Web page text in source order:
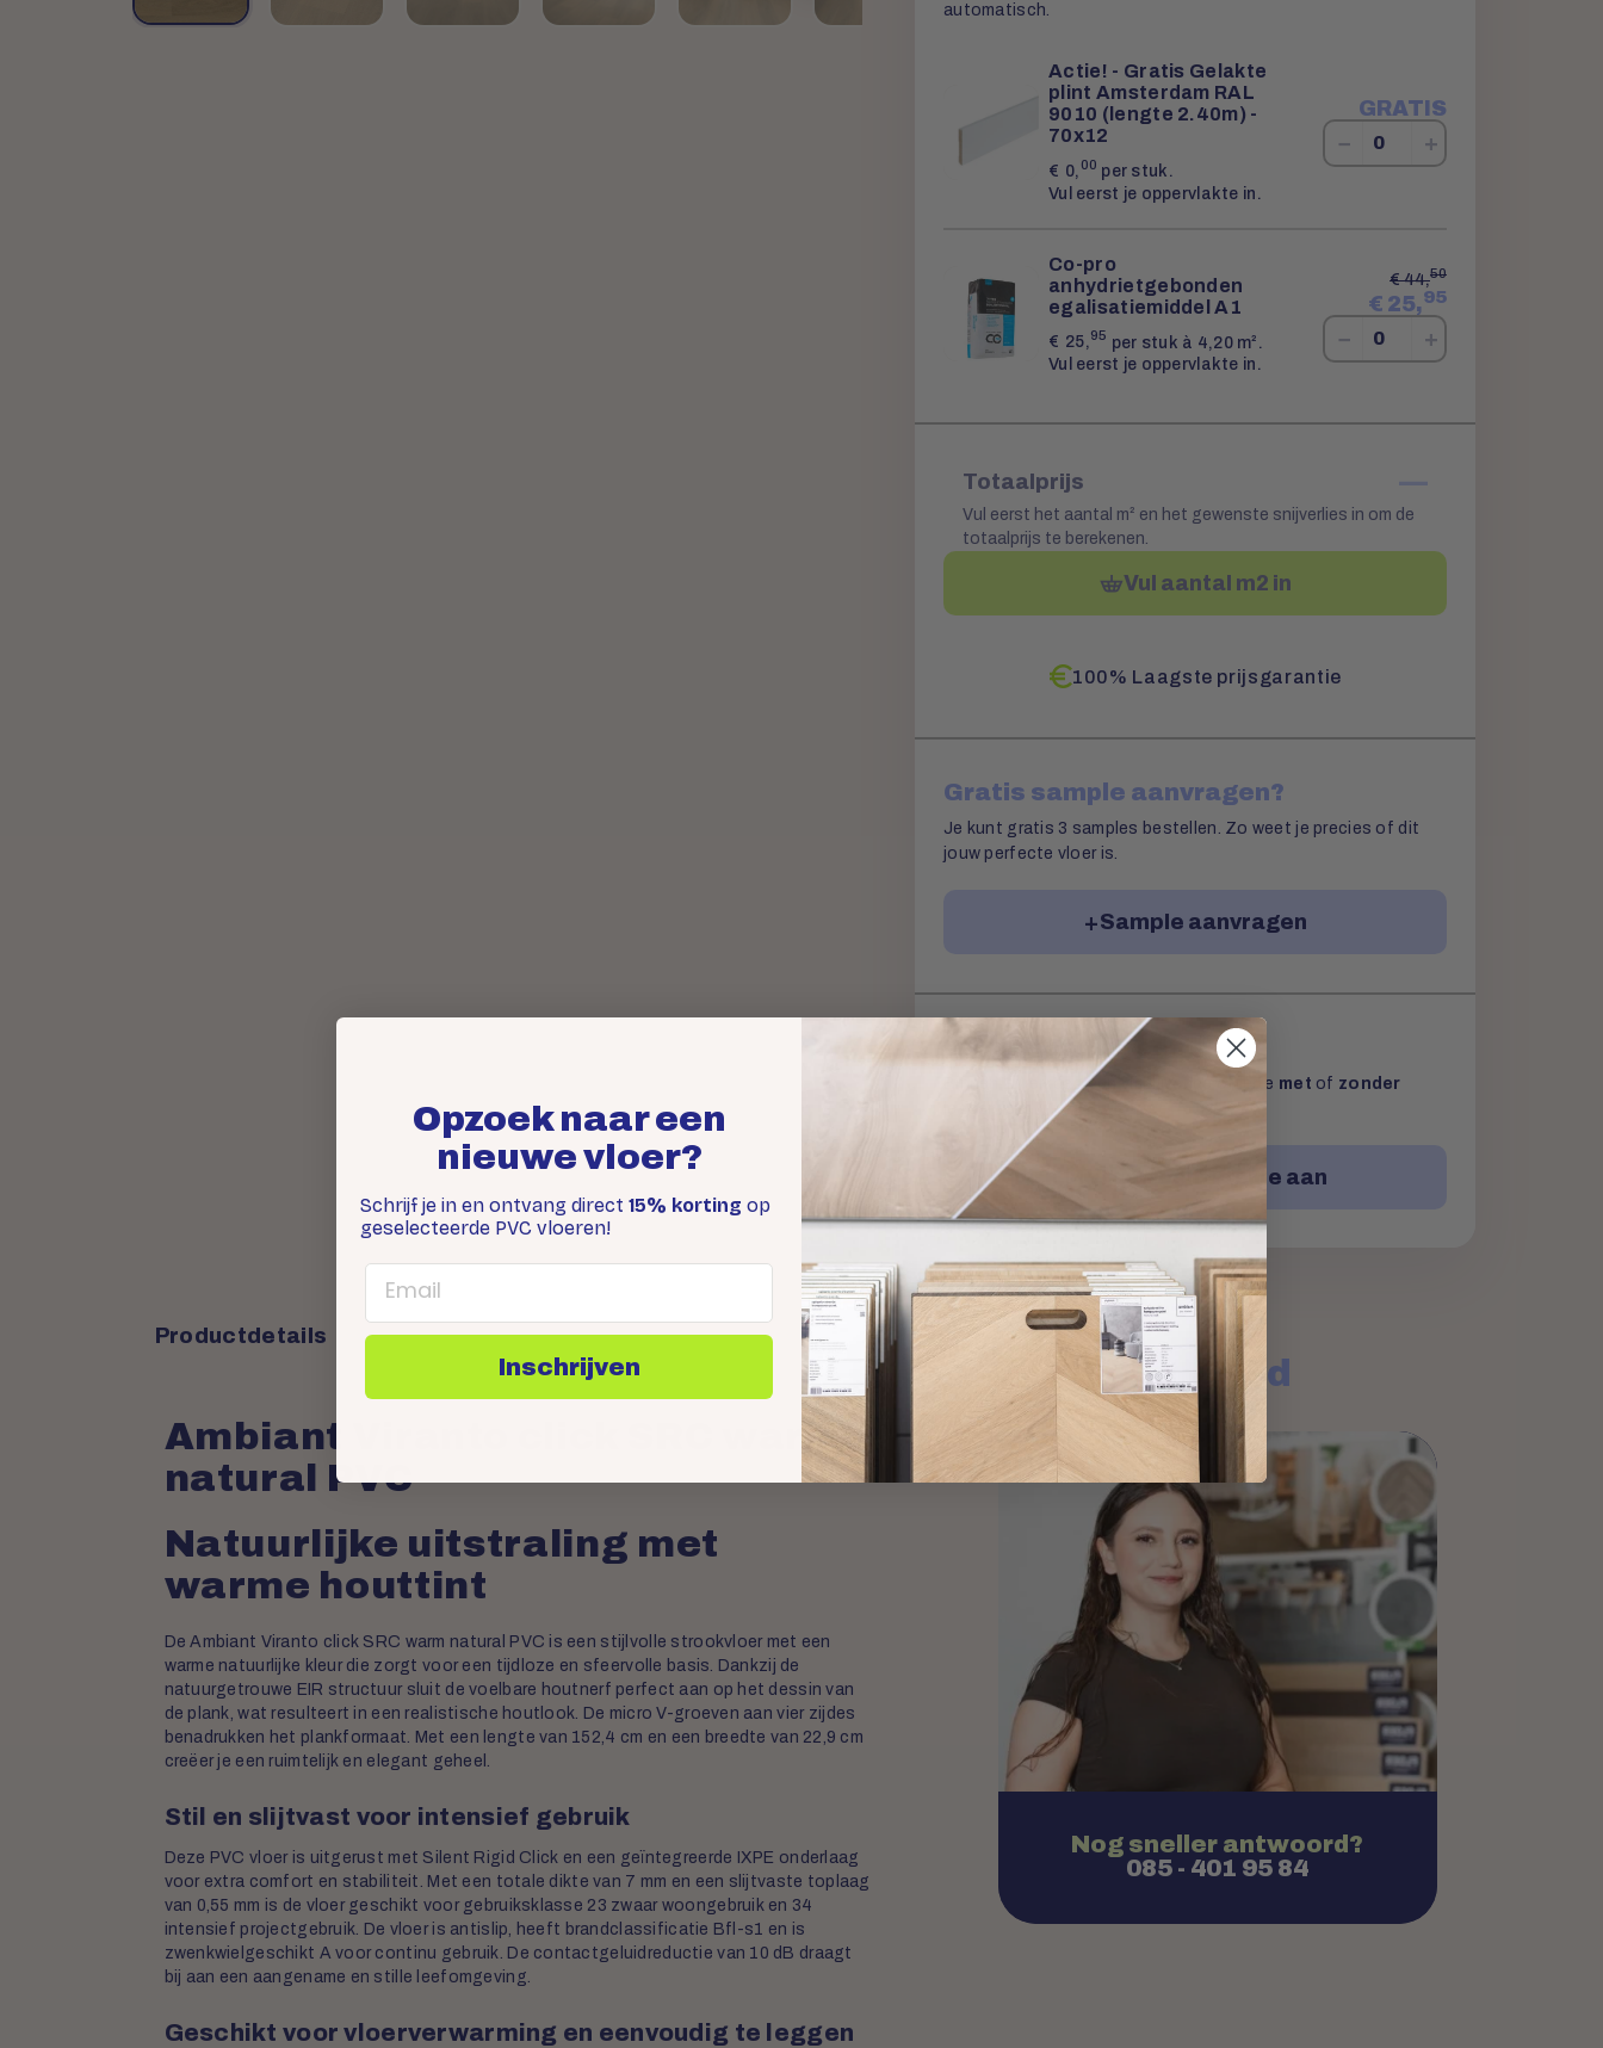
automatisch.
Actie! - Gratis Gelakte
plint Amsterdam RAL
9010 (lengte 2.40m) -
70x12
€ 0, 00 per stuk.
Vul eerst je oppervlakte in.
GRATIS
− +
Co-pro
anhydrietgebonden
egalisatiemiddel A1
€ 25,95 per stuk à 4,20 m².
Vul eerst je oppervlakte in.
€44,50
€ 25,95
− +
Totaalprijs —
Vul eerst het aantal m² en het gewenste snijverlies in om de
totaalprijs te berekenen.
Vul aantal m2 in
100% Laagste prijsgarantie
Gratis sample aanvragen?
Je kunt gratis 3 samples bestellen. Zo weet je precies of dit
jouw perfecte vloer is.
Sample aanvragen
Offerte aanvragen
Binnen 1 werkdag een vrijblijvende offerte met of zonder
Vraag een offerte aan
Productdetails
Ambiant Viranto click SRC warm
natural PVC
Natuurlijke uitstraling met
warme houttint
De Ambiant Viranto click SRC warm natural PVC is een stijlvolle strookvloer met een
warme natuurlijke kleur die zorgt voor een tijdloze en sfeervolle basis. Dankzij de
natuurgetrouwe EIR structuur sluit de voelbare houtnerf perfect aan op het dessin van
de plank, wat resulteert in een realistische houtlook. De micro V-groeven aan vier zijdes
benadrukken het plankformaat. Met een lengte van 152,4 cm en een breedte van 22,9 cm
creëer je een ruimtelijk en elegant geheel.
Stil en slijtvast voor intensief gebruik
Deze PVC vloer is uitgerust met Silent Rigid Click en een geïntegreerde IXPE onderlaag
voor extra comfort en stabiliteit. Met een totale dikte van 7 mm en een slijtvaste toplaag
van 0,55 mm is de vloer geschikt voor gebruiksklasse 23 zwaar woongebruik en 34
intensief projectgebruik. De vloer is antislip, heeft brandclassificatie Bfl-s1 en is
zwenkwielgeschikt A voor continu gebruik. De contactgeluidreductie van 10 dB draagt
bij aan een aangename en stille leefomgeving.
Geschikt voor vloerverwarming en eenvoudig te leggen
Snel antwoord
op je vraag:
Nog sneller antwoord?
085 - 401 95 84
Opzoek naar een
nieuwe vloer?
Schrijf je in en ontvang direct 15% korting op
geselecteerde PVC vloeren!
Email
Inschrijven